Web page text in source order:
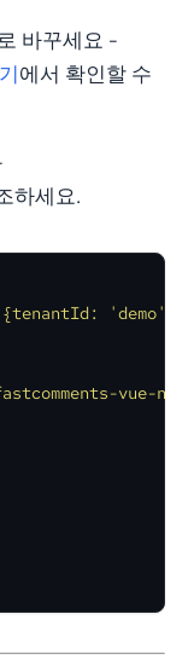
바꾸세요 -
에서 확인할 수
하세요.
{tenantId: 'demo'}
vue-